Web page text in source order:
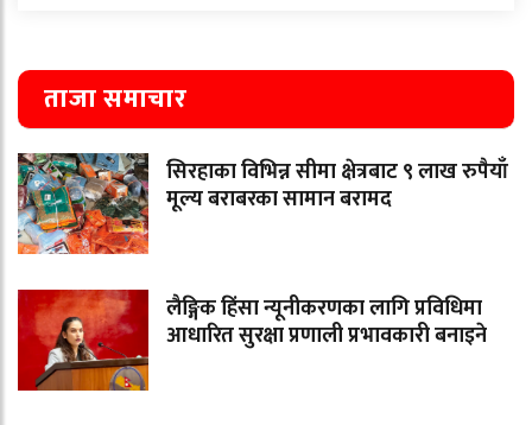
ताजा समाचार
सिरहाका विभिन्न सीमा क्षेत्रबाट ९ लाख रुपैयाँ
मूल्य बराबरका सामान बरामद
लैङ्गिक हिंसा न्यूनीकरणका लागि प्रविधिमा
आधारित सुरक्षा प्रणाली प्रभावकारी बनाइने